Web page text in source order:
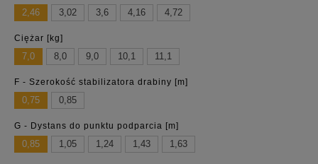
2,46 3,02 3,6 4,16 4,72
Ciężar [kg]
7,0 8,0 9,0 10,1 11,1
F - Szerokość stabilizatora drabiny [m]
0,75 0,85
G - Dystans do punktu podparcia [m]
0,85 1,05 1,24 1,43 1,63